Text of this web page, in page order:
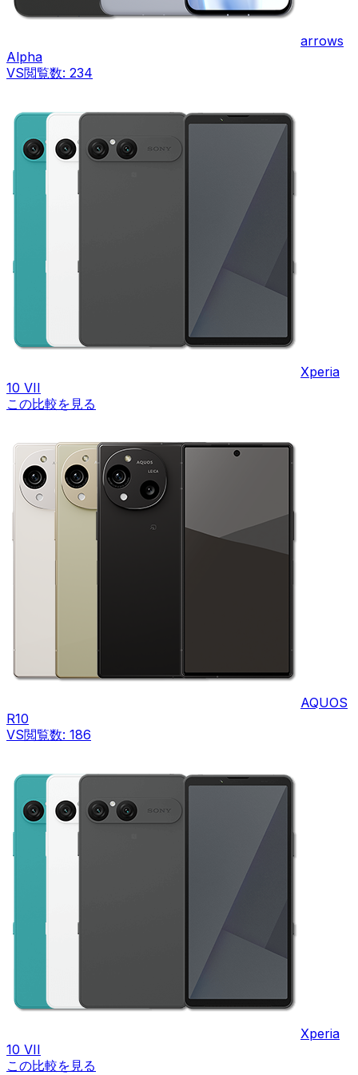
arrows
Alpha
VS閲覧数: 234
Xperia
10 VII
この比較を見る
AQUOS
R10
VS閲覧数: 186
Xperia
10 VII
この比較を見る